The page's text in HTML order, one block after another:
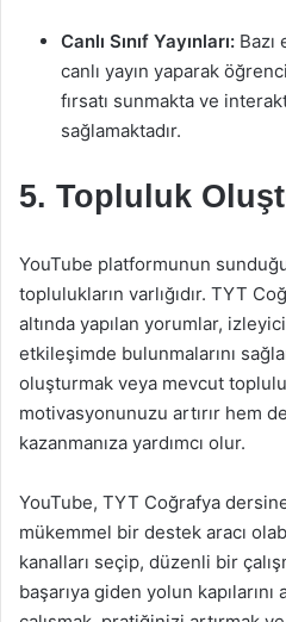
Canlı Sınıf Yayınları:
canlı yayın yaparak
fırsatı sunmakta ve
sağlamaktadır.
5. Topluluk
YouTube platformunun
toplulukların varlığıdır. TYT
altında yapılan yorumlar,
etkileşimde bulunmalarını
oluşturmak veya mevcut
motivasyonunuzu artırır hem de
kazanmanıza yardımcı olur.
YouTube, TYT Coğrafya
mükemmel bir destek aracı
kanalları seçip, düzenli bir
başarıya giden yolun kapılarını